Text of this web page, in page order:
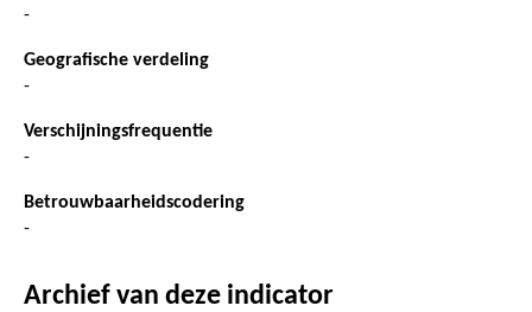
-
Geografische verdeling
-
Verschijningsfrequentie
-
Betrouwbaarheidscodering
-
Archief van deze indicator